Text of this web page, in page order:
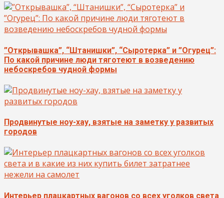
”Открывашка”, “Штанишки”, “Сыротерка” и ”Огурец”:
По какой причине люди тяготеют в возведению
небоскребов чудной формы
Продвинутые ноу-хау, взятые на заметку у развитых
городов
Интерьер плацкартных вагонов со всех уголков света